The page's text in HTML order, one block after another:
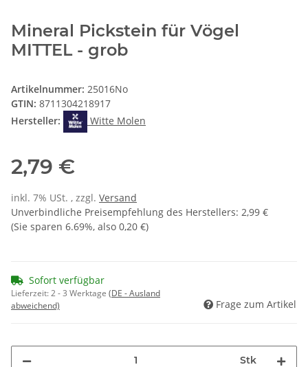
Mineral Pickstein für Vögel
MITTEL - grob
Artikelnummer: 25016No
GTIN: 8711304218917
Hersteller:
Witte Molen
2,79 €
inkl. 7% USt. , zzgl. Versand
Unverbindliche Preisempfehlung des Herstellers: 2,99 €
(Sie sparen 6.69%, also 0,20 €)
Sofort verfügbar
Lieferzeit:2 - 3 Werktage (DE - Ausland
abweichend)
Frage zum Artikel
Stk